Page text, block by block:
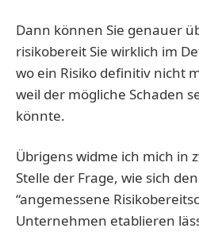
Dann können Sie genauer
risikobereit Sie wirklich im
wo ein Risiko definitiv nicht
weil der mögliche Schaden
könnte.
Übrigens widme ich mich in
Stelle der Frage, wie sich
“angemessene
Unternehmen etablieren